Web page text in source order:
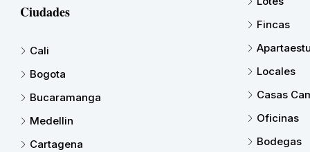
Ciudades
Cali
Bogota
Bucaramanga
Medellin
Cartagena
Fincas
Locales
Casas
Oficinas
Bodegas